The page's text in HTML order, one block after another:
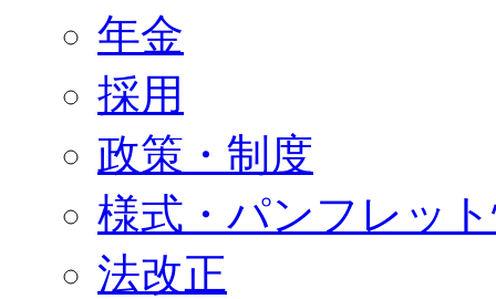
年金
採用
政策・制度
様式・パンフレッ
法改正